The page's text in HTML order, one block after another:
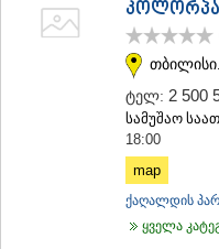
თბილისი.
ტელ: 2 500
სამუშაო
18:00
map
ქაღალდის
ყველა